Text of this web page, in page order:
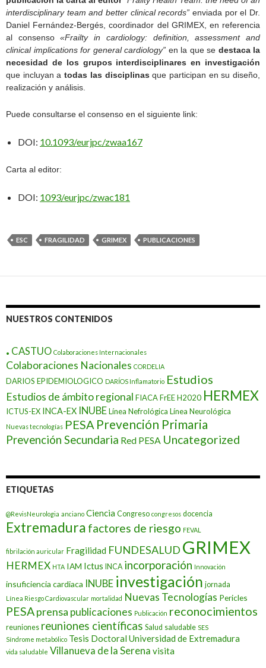
interdisciplinary team and better clinical records” enviada por el Dr.
Daniel Fernández-Bergés, coordinador del GRIMEX, en referencia
al consenso«Frailty in cardiology: definition, assessment and
clinical implications for general cardiology” en la que se destaca la
necesidad de los grupos interdisciplinares en investigación
que incluyan atodas las disciplinasque participan en su diseño,
realización y análisis.
Puede consultarse el consenso en el siguiente link:
DOI: 10.1093/eurjpc/zwaa167
Carta al editor:
DOI: 1093/eurjpc/zwac181
ESC FRAGILIDAD GRIMEX PUBLICACIONES
NUESTROS CONTENIDOS
. CASTUO Colaboraciones Internacionales
Colaboraciones Nacionales CORDELIA
DARIOS EPIDEMIOLOGICO DARÍOS Inflamatorio Estudios
Estudios de ámbito regional FIACAFrEEH2020 HERMEX
ICTUS-EX INCA-EX INUBELínea Nefrológica Línea Neurológica
Nuevas tecnologías PESA Prevención Primaria
Prevención Secundaria Red PESA Uncategorized
ETIQUETAS
@RevisNeurologia anciano Ciencia Congreso congresos docencia
Extremadura factores de riesgo FEVAL
fibrilación auricular Fragilidad FUNDESALUD GRIMEX
HERMEX HTA IAM Ictus INCA incorporación Innovación
insuficiencia cardiaca INUBE investigación jornada
Línea Riesgo Cardiovascular mortalidad Nuevas Tecnologías Pericles
PESAprensa publicaciones Publicación reconocimientos
reuniones reuniones científicas Salud saludable SES
Síndrome metabólico Tesis Doctoral Universidad de Extremadura
vida saludable Villanueva de la Serena visita